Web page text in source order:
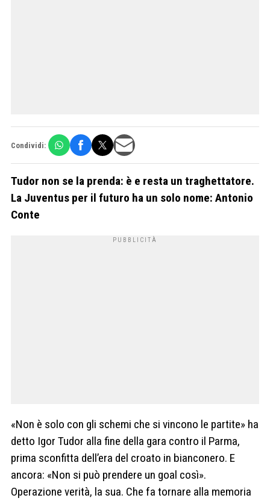
Condividi:
Tudor non se la prenda: è e resta un traghettatore.
La Juventus per il futuro ha un solo nome: Antonio
Conte
«Non è solo con gli schemi che si vincono le partite» ha
detto Igor Tudor alla fine della gara contro il Parma,
prima sconfitta dell’era del croato in bianconero. E
ancora: «Non si può prendere un goal così».
Operazione verità, la sua. Che fa tornare alla memoria